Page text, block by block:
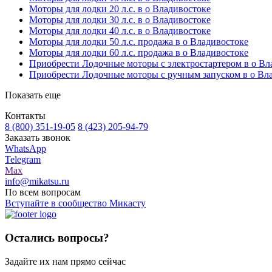
Моторы для лодки 20 л.с. в о Владивостоке
Моторы для лодки 30 л.с. в о Владивостоке
Моторы для лодки 40 л.с. в о Владивостоке
Моторы для лодки 50 л.с. продажа в о Владивостоке
Моторы для лодки 60 л.с. продажа в о Владивостоке
Приобрести Лодочные моторы с электростартером в о
Приобрести Лодочные моторы с ручным запуском в о
Показать еще
Контакты
8 (800) 351-19-05 8 (423) 205-94-79
Заказать звонок
WhatsApp
Telegram
Max
info@mikatsu.ru
По всем вопросам
Вступайте в сообщество Микасту
Остались вопросы?
Задайте их нам прямо сейчас